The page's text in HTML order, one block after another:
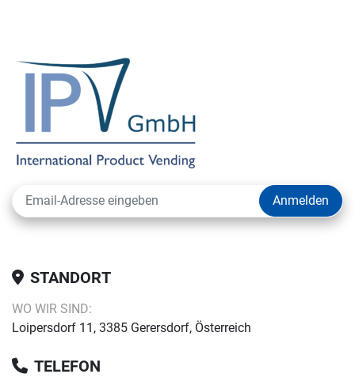
Anmelden
STANDORT
WO WIR SIND:
Loipersdorf 11, 3385 Gerersdorf, Österreich
TELEFON